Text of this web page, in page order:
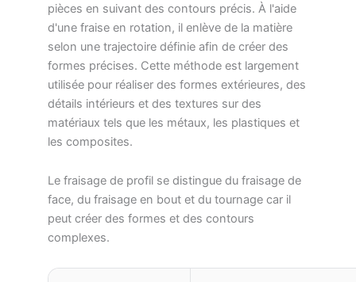
pièces en suivant des contours précis. À l'aide
d'une fraise en rotation, il enlève de la matière
selon une trajectoire définie afin de créer des
formes précises. Cette méthode est largement
utilisée pour réaliser des formes extérieures, des
détails intérieurs et des textures sur des
matériaux tels que les métaux, les plastiques et
les composites.
Le fraisage de profil se distingue du fraisage de
face, du fraisage en bout et du tournage car il
peut créer des formes et des contours
complexes.